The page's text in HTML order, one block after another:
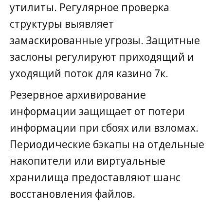
утилиты. Регулярное проверка
структуры выявляет
замаскированные угрозы. Защитные
заслоны регулируют приходящий и
уходящий поток для казино 7к.
Резервное архивирование
информации защищает от потери
информации при сбоях или взломах.
Периодические бэкапы на отдельные
накопители или виртуальные
хранилища предоставляют шанс
восстановления файлов.